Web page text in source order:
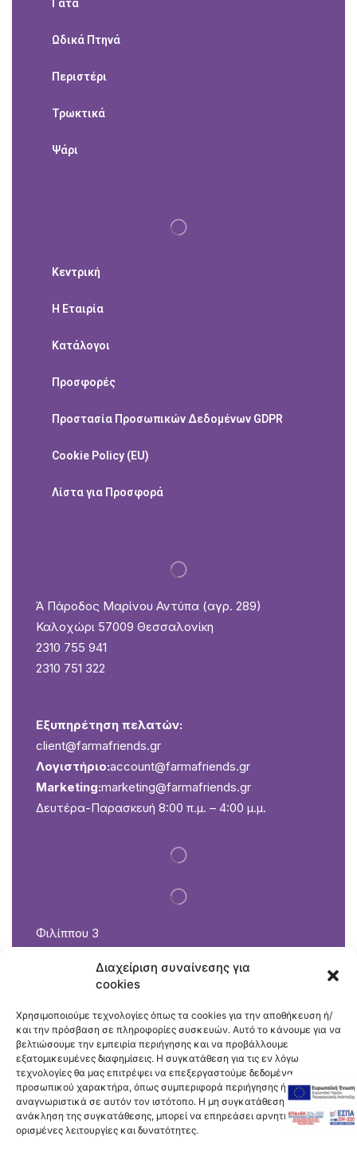
Διαχείριση συναίνεσης για
cookies
Χρησιμοποιούμε τεχνολογίες όπως τα cookies για την αποθήκευση ή/
και την πρόσβαση σε πληροφορίες συσκευών. Αυτό το κάνουμε για να
βελτιώσουμε την εμπειρία περιήγησης και να προβάλλουμε
εξατομικευμένες διαφημίσεις. Η συγκατάθεση για τις εν λόγω
τεχνολογίες θα μας επιτρέψει να επεξεργαστούμε δεδομένα
προσωπικού χαρακτήρα, όπως συμπεριφορά περιήγησης ή μοναδικά
αναγνωριστικά σε αυτόν τον ιστότοπο. Η μη συγκατάθεση ή η
ανάκληση της συγκατάθεσης, μπορεί να επηρεάσει αρνητικά
ορισμένες λειτουργίες και δυνατότητες.
Γάτα
Ωδικά Πτηνά
Περιστέρι
Τρωκτικά
Ψάρι
Κεντρική
Η Εταιρία
Κατάλογοι
Προσφορές
Προστασία Προσωπικών Δεδομένων GDPR
Cookie Policy (EU)
Λίστα για Προσφορά
Ά Πάροδος Μαρίνου Αντύπα (αγρ. 289)
Καλοχώρι 57009 Θεσσαλονίκη
2310 755 941
2310 751 322
Εξυπηρέτηση πελατών:
client@farmafriends.gr
Λογιστήριο:account@farmafriends.gr
Marketing:marketing@farmafriends.gr
Δευτέρα-Παρασκευή 8:00 π.μ. – 4:00 μ.μ.
Φιλίππου 3
2310 751 072
Δευτέρα-Παρασκευή 8:00 π.μ. – 5:30 μ.μ.
Σάββατο 8:00 π.μ. – 3:00 μ.μ.